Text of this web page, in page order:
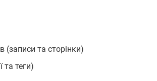
(записи та сторінки)
та теги)